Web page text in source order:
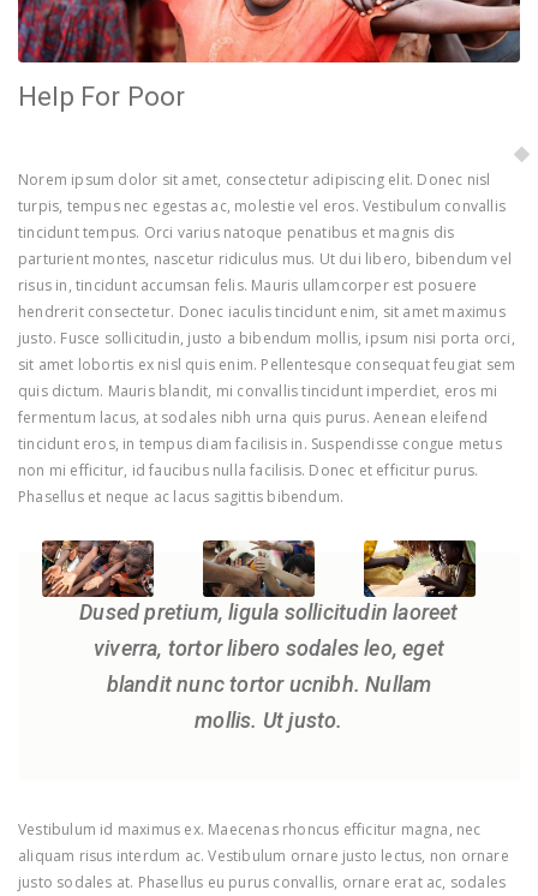
Help For Poor
Norem ipsum dolor sit amet, consectetur adipiscing elit. Donec nisl
turpis, tempus nec egestas ac, molestie vel eros. Vestibulum convallis
tincidunt tempus. Orci varius natoque penatibus et magnis dis
parturient montes, nascetur ridiculus mus. Ut dui libero, bibendum vel
risus in, tincidunt accumsan felis. Mauris ullamcorper est posuere
hendrerit consectetur. Donec iaculis tincidunt enim, sit amet maximus
justo. Fusce sollicitudin, justo a bibendum mollis, ipsum nisi porta orci,
sit amet lobortis ex nisl quis enim. Pellentesque consequat feugiat sem
quis dictum. Mauris blandit, mi convallis tincidunt imperdiet, eros mi
fermentum lacus, at sodales nibh urna quis purus. Aenean eleifend
tincidunt eros, in tempus diam facilisis in. Suspendisse congue metus
non mi efficitur, id faucibus nulla facilisis. Donec et efficitur purus.
Phasellus et neque ac lacus sagittis bibendum.
Dused pretium, ligula sollicitudin laoreet
viverra, tortor libero sodales leo, eget
blandit nunc tortor ucnibh. Nullam
mollis. Ut justo.
Vestibulum id maximus ex. Maecenas rhoncus efficitur magna, nec
aliquam risus interdum ac. Vestibulum ornare justo lectus, non ornare
justo sodales at. Phasellus eu purus convallis, ornare erat ac, sodales